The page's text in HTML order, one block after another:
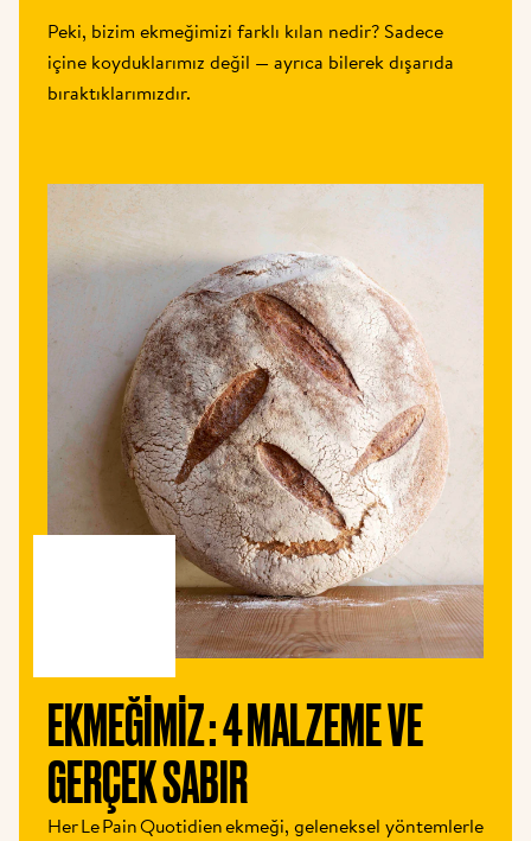
Peki, bizim ekmeğimizi farklı kılan nedir? Sadece
içine koyduklarımız değil — ayrıca bilerek dışarıda
bıraktıklarımızdır.
EKMEĞIMIZ : 4 MALZEME VE
GERÇEK SABIR
Her Le Pain Quotidien ekmeği, geleneksel yöntemlerle